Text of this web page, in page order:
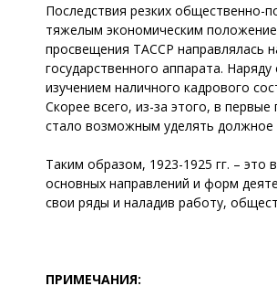
Последствия резких общественно-
тяжелым экономическим
просвещения ТАССР направлялась
государственного аппарата.
изучением наличного кадрового
Скорее всего, из-за этого, в
стало возможным уделять должное
Таким образом, 1923-1925 гг. – это
основных направлений и форм
свои ряды и наладив работу,
ПРИМЕЧАНИЯ: